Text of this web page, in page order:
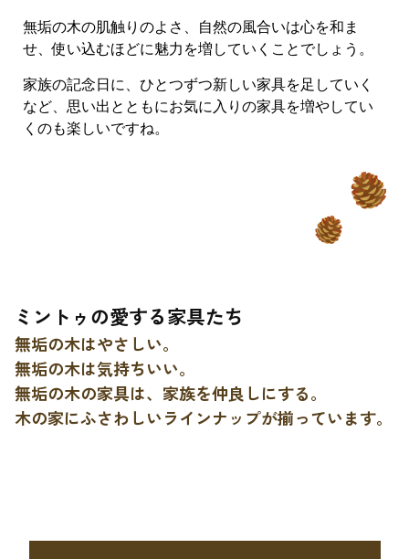
無垢の木の肌触りのよさ、自然の風合いは心を和ま
せ、使い込むほどに魅力を増していくことでしょう。
家族の記念日に、ひとつずつ新しい家具を足していく
など、思い出とともにお気に入りの家具を増やしてい
くのも楽しいですね。
ミントゥの愛する家具たち
無垢の木はやさしい。
無垢の木は気持ちいい。
無垢の木の家具は、家族を仲良しにする。
木の家にふさわしいラインナップが揃っています。